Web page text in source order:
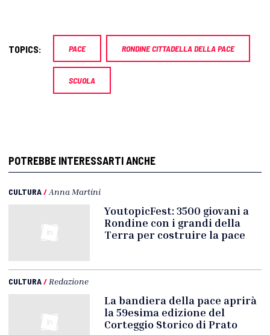
TOPICS: PACE RONDINE CITTADELLA DELLA PACE
SCUOLA
POTREBBE INTERESSARTI ANCHE
CULTURA/ Anna Martini
YoutopicFest: 3500 giovani a
Rondine con i grandi della
Terra per costruire la pace
CULTURA/ Redazione
La bandiera della pace aprirà
la 59esima edizione del
Corteggio Storico di Prato